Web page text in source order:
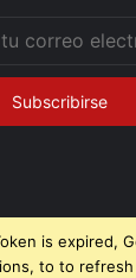
is expired,
to to